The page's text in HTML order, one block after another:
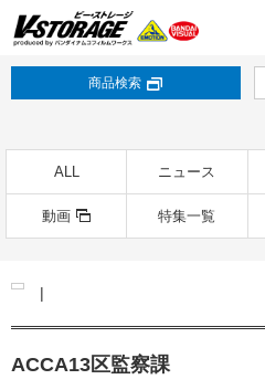
商品検索
ALL ニュース
動画 特集一覧
|
ACCA13区監察課